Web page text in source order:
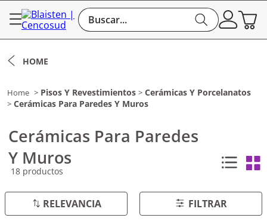
Buscar...
Pisos Y Revestimientos
Cerámicas Y Porcelanatos
Cerámicas Para Paredes Y Muros
Cerámicas Para Paredes
Y Muros
18 productos
RELEVANCIA FILTRAR